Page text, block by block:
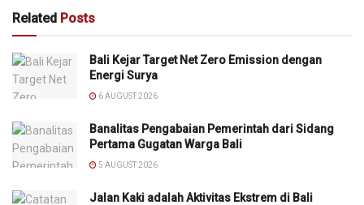
Related Posts
Bali Kejar Target Net Zero Emission dengan
Energi Surya
6 AUGUST 2026
Banalitas Pengabaian Pemerintah dari Sidang
Pertama Gugatan Warga Bali
5 AUGUST 2026
Jalan Kaki adalah Aktivitas Ekstrem di Bali